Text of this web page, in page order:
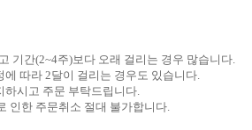
기간(2~4주)보다 오래 걸리는 경우 많습니다.
에 따라 2달이 걸리는 경우도 있습니다.
하시고 주문 부탁드립니다.
인한 주문취소 절대 불가합니다.